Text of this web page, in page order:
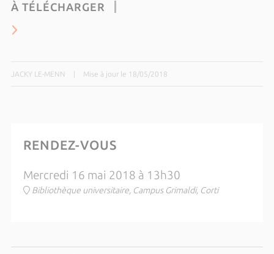
À TÉLÉCHARGER
JACKY LE-MENN Mise à jour le 18/05/2018
RENDEZ-VOUS
Mercredi 16 mai 2018 à 13h30
Bibliothèque universitaire, Campus Grimaldi, Corti